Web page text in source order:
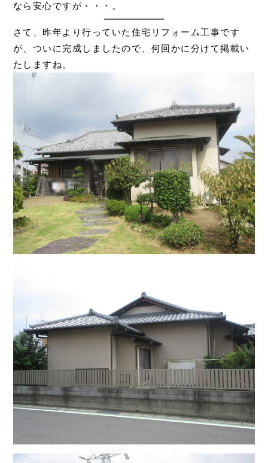
なら安心ですが・・・。
さて、昨年より行っていた住宅リフォーム工事です
が、ついに完成しましたので、何回かに分けて掲載い
たしますね。